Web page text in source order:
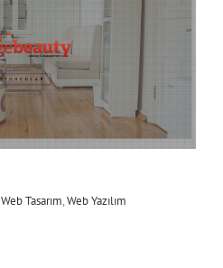
Web Tasarım,Web Yazılım